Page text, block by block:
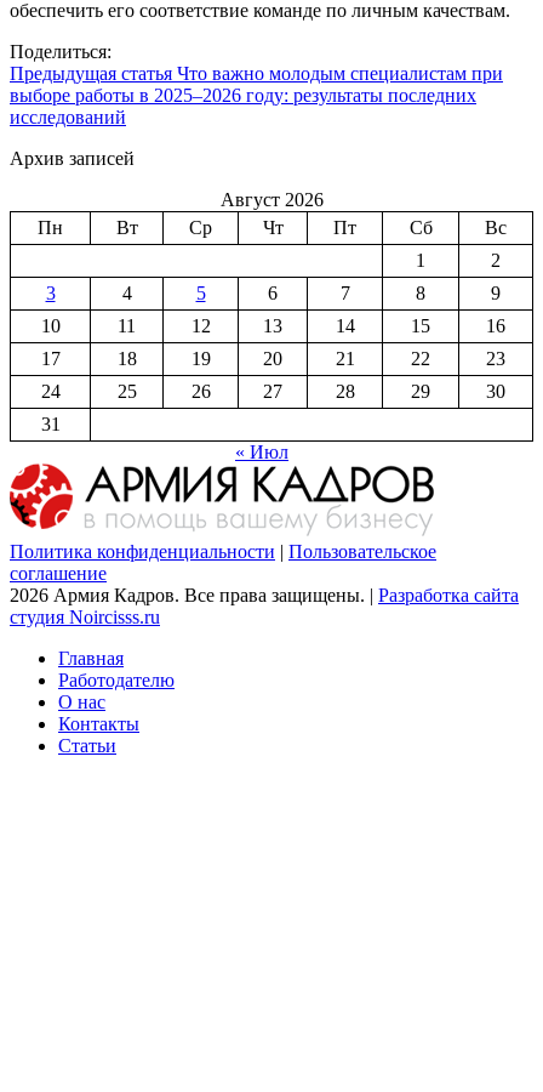
обеспечить его соответствие команде по личным качествам.
Поделиться:
Предыдущая статья Что важно молодым специалистам при
выборе работы в 2025–2026 году: результаты последних
исследований
Архив записей
Август 2026
Пн
Вт Ср Чт Пт Сб
Вс
1
2
3
4 5 6 7 8
9
10
11 12 13 14 15
16
17
18 19 20 21 22
23
24
25 26 27 28 29
30
31
« Июл
Политика конфиденциальности | Пользовательское
соглашение
2026 Армия Кадров. Все права защищены. | Разработка сайта
студия Noircisss.ru
Главная
Работодателю
О нас
Контакты
Статьи